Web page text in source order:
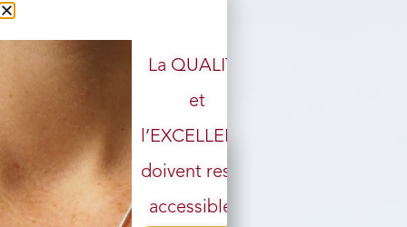
La QUALITÉ
et
l’EXCELLENCE
doivent rester
accessibles.